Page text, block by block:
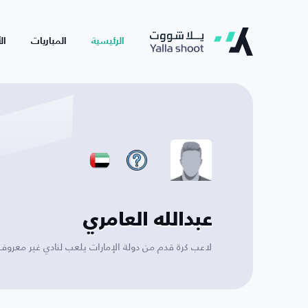
الرئيسية المباريات
عبدالله العامري
لاعب كرة قدم من دولة الإمارات يلعب لنادي غير